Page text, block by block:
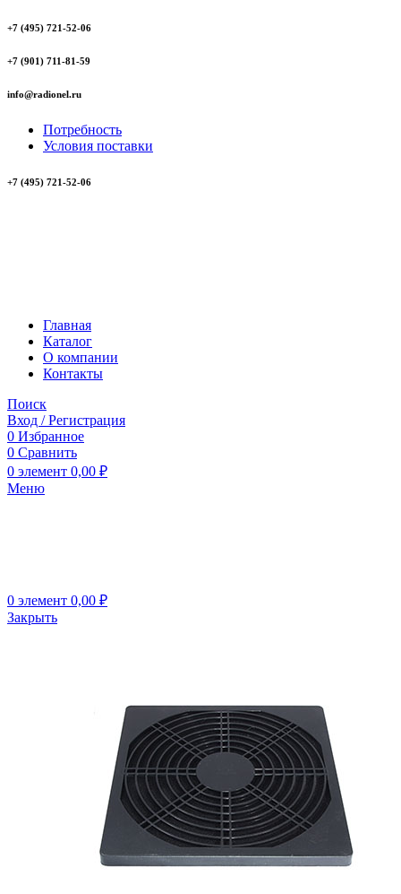
+7 (495) 721-52-06
+7 (901) 711-81-59
info@radionel.ru
Потребность
Условия поставки
+7 (495) 721-52-06
Главная
Каталог
О компании
Контакты
Поиск
Вход / Регистрация
0 Избранное
0 Сравнить
0 элемент 0,00 ₽
Меню
0 элемент 0,00 ₽
Закрыть